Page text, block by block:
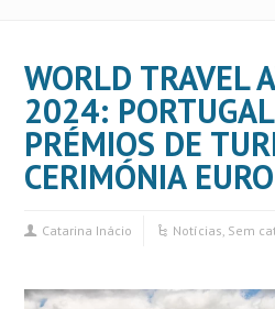
WORLD TRAVEL
2024:
PRÉMIOS DE
CERIMÓNIA
Catarina Inácio Notícias, Sem